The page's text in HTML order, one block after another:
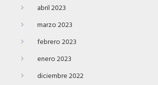
abril 2023
marzo 2023
febrero 2023
enero 2023
diciembre 2022